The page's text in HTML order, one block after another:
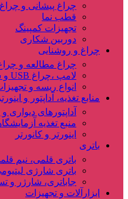
چراغ پیشانی و
قطب نما
تجهیزات کمپینگ
دوربین شکاری
چراغ و روشنایی
چراغ مطالعه و
لامپ ،چراغ USB و شارژی
انواع ریسه و
منابع تغذیه، آداپتور و اینورتر
آداپتورهای دیواری
منبع تغذیه
اینورتر و کانورتر
باتری
باتری قلمی، نیم
باتری شارژی
جاباتری، شارژر و
ابزارآلات و تجهیزات